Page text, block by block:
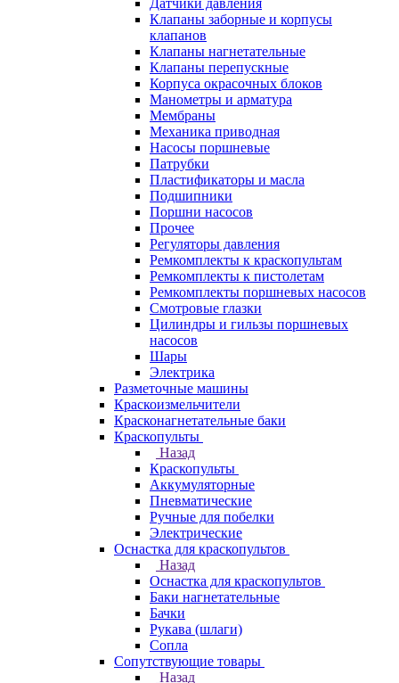
Датчики давления
Клапаны заборные и корпусы
клапанов
Клапаны нагнетательные
Клапаны перепускные
Корпуса окрасочных блоков
Манометры и арматура
Мембраны
Механика приводная
Насосы поршневые
Патрубки
Пластификаторы и масла
Подшипники
Поршни насосов
Прочее
Регуляторы давления
Ремкомплекты к краскопультам
Ремкомплекты к пистолетам
Ремкомплекты поршневых насосов
Смотровые глазки
Цилиндры и гильзы поршневых
насосов
Шары
Электрика
Разметочные машины
Краскоизмельчители
Красконагнетательные баки
Краскопульты
Назад
Краскопульты
Аккумуляторные
Пневматические
Ручные для побелки
Электрические
Оснастка для краскопультов
Назад
Оснастка для краскопультов
Баки нагнетательные
Бачки
Рукава (шлаги)
Сопла
Сопутствующие товары
Назад